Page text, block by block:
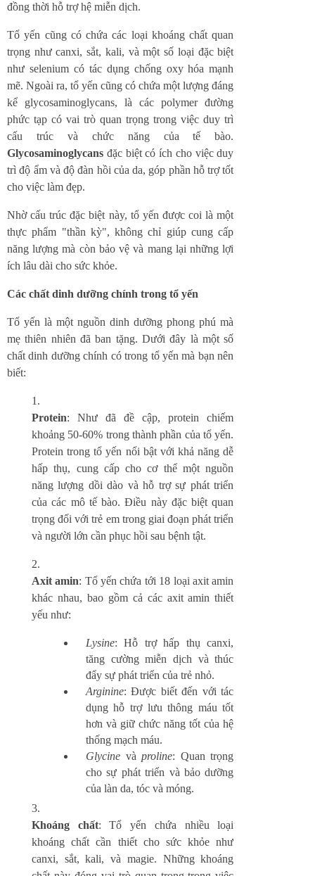
đồng thời hỗ trợ hệ miễn dịch.
Tổ yến cũng có chứa các loại khoáng chất quan
trọng như canxi, sắt, kali, và một số loại đặc biệt
như selenium có tác dụng chống oxy hóa mạnh
mẽ. Ngoài ra, tổ yến cũng có chứa một lượng đáng
kể glycosaminoglycans, là các polymer đường
phức tạp có vai trò quan trọng trong việc duy trì
cấu trúc và chức năng của tế bào.
Glycosaminoglycans đặc biệt có ích cho việc duy
trì độ ẩm và độ đàn hồi của da, góp phần hỗ trợ tốt
cho việc làm đẹp.
Nhờ cấu trúc đặc biệt này, tổ yến được coi là một
thực phẩm "thần kỳ", không chỉ giúp cung cấp
năng lượng mà còn bảo vệ và mang lại những lợi
ích lâu dài cho sức khỏe.
Các chất dinh dưỡng chính trong tổ yến
Tổ yến là một nguồn dinh dưỡng phong phú mà
mẹ thiên nhiên đã ban tặng. Dưới đây là một số
chất dinh dưỡng chính có trong tổ yến mà bạn nên
biết:
Protein: Như đã đề cập, protein chiếm
khoảng 50-60% trong thành phần của tổ yến.
Protein trong tổ yến nổi bật với khả năng dễ
hấp thụ, cung cấp cho cơ thể một nguồn
năng lượng dồi dào và hỗ trợ sự phát triển
của các mô tế bào. Điều này đặc biệt quan
trọng đối với trẻ em trong giai đoạn phát triển
và người lớn cần phục hồi sau bệnh tật.
Axit amin: Tổ yến chứa tới 18 loại axit amin
khác nhau, bao gồm cả các axit amin thiết
yếu như:
Lysine: Hỗ trợ hấp thụ canxi,
tăng cường miễn dịch và thúc
đẩy sự phát triển của trẻ nhỏ.
Arginine: Được biết đến với tác
dụng hỗ trợ lưu thông máu tốt
hơn và giữ chức năng tốt của hệ
thống mạch máu.
Glycinevàproline: Quan trọng
cho sự phát triển và bảo dưỡng
của làn da, tóc và móng.
Khoáng chất: Tổ yến chứa nhiều loại
khoáng chất cần thiết cho sức khỏe như
canxi, sắt, kali, và magie. Những khoáng